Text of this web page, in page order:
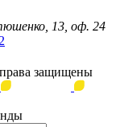
13, оф. 24
защищены